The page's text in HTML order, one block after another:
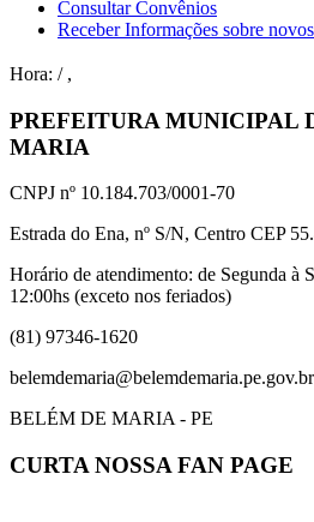
Consultar Convênios
Receber Informações sobre
Hora: / ,
PREFEITURA MUNICIPAL
MARIA
CNPJ nº 10.184.703/0001-70
Estrada do Ena, nº S/N, Centro CEP
Horário de atendimento: de Segunda à
12:00hs (exceto nos feriados)
(81) 97346-1620
belemdemaria@belemdemaria.pe.gov.br
BELÉM DE MARIA - PE
CURTA NOSSA FAN PAGE